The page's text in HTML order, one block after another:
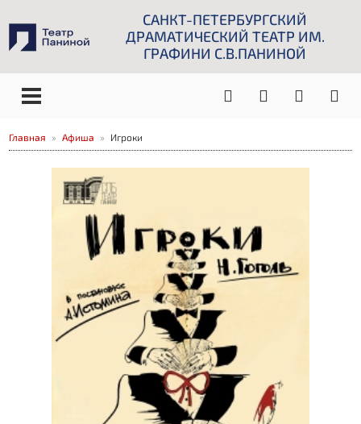
САНКТ-ПЕТЕРБУРГСКИЙ
ДРАМАТИЧЕСКИЙ ТЕАТР ИМ.
ГРАФИНИ С.В.ПАНИНОЙ
Главная Афиша Игроки